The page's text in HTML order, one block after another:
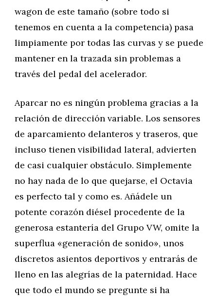
wagon de este tamaño (sobre todo si
tenemos en cuenta a la competencia) pasa
limpiamente por todas las curvas y se puede
mantener en la trazada sin problemas a
través del pedal del acelerador.
Aparcar no es ningún problema gracias a la
relación de dirección variable. Los sensores
de aparcamiento delanteros y traseros, que
incluso tienen visibilidad lateral, advierten
de casi cualquier obstáculo. Simplemente
no hay nada de lo que quejarse, el Octavia
es perfecto tal y como es. Añádele un
potente corazón diésel procedente de la
generosa estantería del Grupo VW, omite la
superflua «generación de sonido», unos
discretos asientos deportivos y entrarás de
lleno en las alegrías de la paternidad. Hace
que todo el mundo se pregunte si ha